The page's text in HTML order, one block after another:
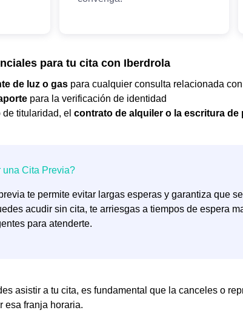
para tu cita con Iberdrola
de luz o gas para cualquier consulta relacionada
para la verificación de identidad
titularidad, el contrato de alquiler o la escritura de
te permite evitar largas esperas y garantiza que
acudir sin cita, te arriesgas a tiempos de espera
para atenderte.
asistir a tu cita, es fundamental que la canceles o
esa franja horaria.